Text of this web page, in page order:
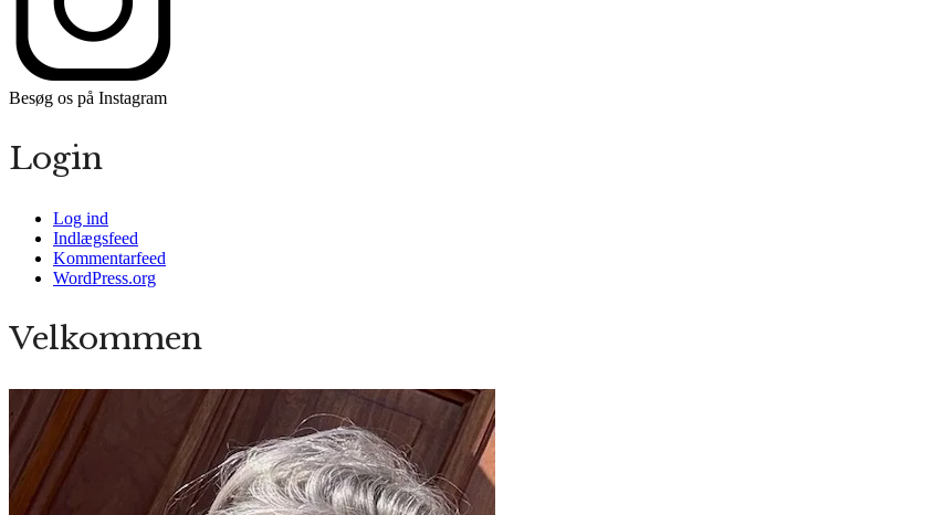
Besøg os på Instagram
Login
Log ind
Indlægsfeed
Kommentarfeed
WordPress.org
Velkommen